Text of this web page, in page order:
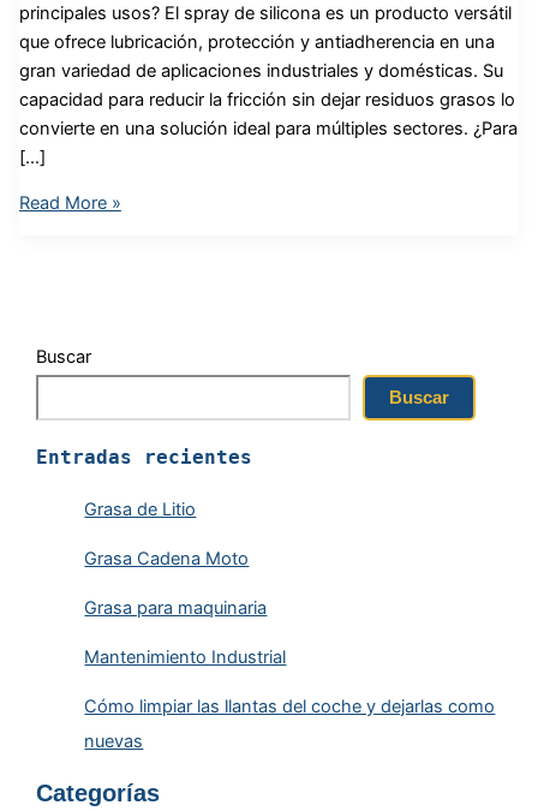
principales usos? El spray de silicona es un producto versátil
que ofrece lubricación, protección y antiadherencia en una
gran variedad de aplicaciones industriales y domésticas. Su
capacidad para reducir la fricción sin dejar residuos grasos lo
convierte en una solución ideal para múltiples sectores. ¿Para
[…]
Read More »
Buscar
Buscar
Entradas recientes
Grasa de Litio
Grasa Cadena Moto
Grasa para maquinaria
Mantenimiento Industrial
Cómo limpiar las llantas del coche y dejarlas como
nuevas
Categorías